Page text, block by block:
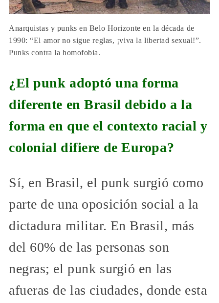
Anarquistas y punks en Belo Horizonte en la década de
1990: “El amor no sigue reglas, ¡viva la libertad sexual!”.
Punks contra la homofobia.
¿El punk adoptó una forma
diferente en Brasil debido a la
forma en que el contexto racial y
colonial difiere de Europa?
Sí, en Brasil, el punk surgió como
parte de una oposición social a la
dictadura militar. En Brasil, más
del 60% de las personas son
negras; el punk surgió en las
afueras de las ciudades, donde esta